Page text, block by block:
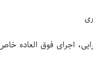
اجرای فوق العاده